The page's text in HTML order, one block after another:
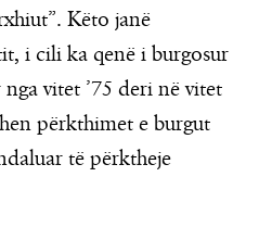
Këto janë
i cili ka qenë i burgosur
vitet ’75 deri në vitet
përkthimet e burgut
të përktheje